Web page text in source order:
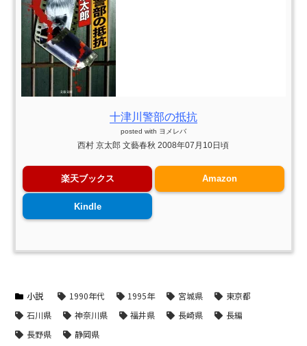
十津川警部の抵抗
posted with ヨメレバ
西村 京太郎 文藝春秋 2008年07月10日頃
楽天ブックス Amazon
Kindle
小説 1990年代 1995年 宮城県
東京都
石川県
神奈川県 福井県 長崎県
長編
長野県
静岡県